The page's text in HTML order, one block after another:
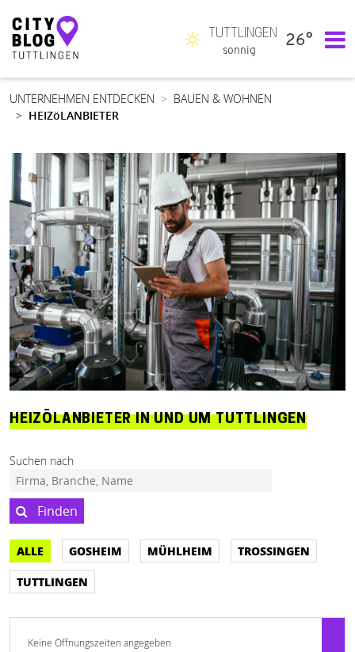
Hauptnavigation
TUTTLINGEN
sonnig
26°
UNTERNEHMEN ENTDECKEN
BAUEN & WOHNEN
HEIZöLANBIETER
HEIZÖLANBIETER IN UND UM TUTTLINGEN
Suchen nach
Finden
ALLE GOSHEIM MÜHLHEIM
TROSSINGEN
TUTTLINGEN
Keine Öffnungszeiten angegeben